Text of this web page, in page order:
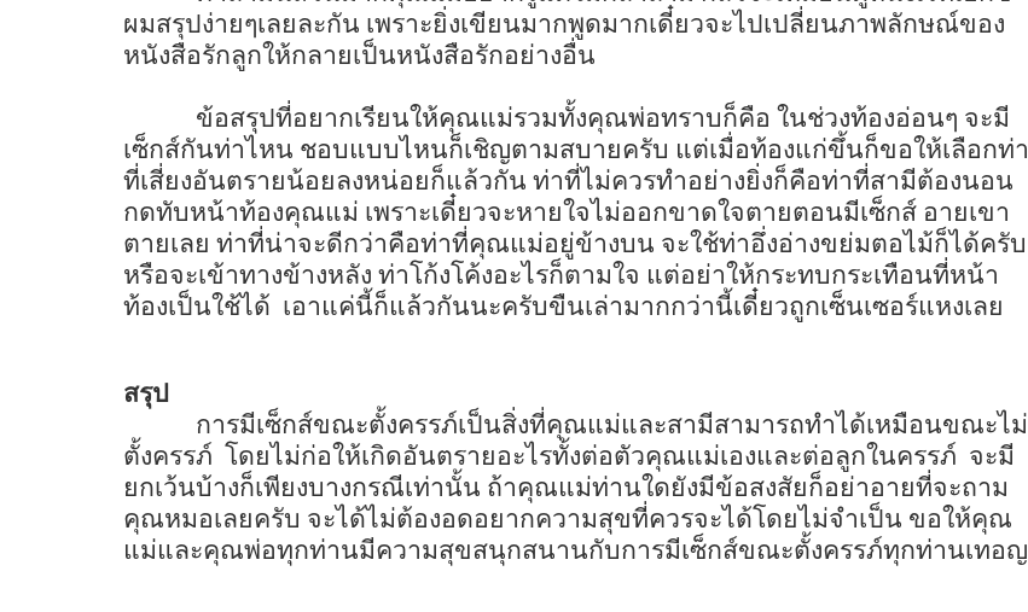
ผมสรุปง่ายๆเลยละกัน เพราะยิ่งเขียนมากพูดมากเดี๋ยวจะไปเปลี่ยนภาพลักษณ์ของ
หนังสือรักลูกให้กลายเป็นหนังสือรักอย่างอื่น
ข้อสรุปที่อยากเรียนให้คุณแม่รวมทั้งคุณพ่อทราบก็คือ ในช่วงท้องอ่อนๆ จะมี
เซ็กส์กันท่าไหน ชอบแบบไหนก็เชิญตามสบายครับ แต่เมื่อท้องแก่ขึ้นก็ขอให้เลือกท่า
ที่เสี่ยงอันตรายน้อยลงหน่อยก็แล้วกัน ท่าที่ไม่ควรทำอย่างยิ่งก็คือท่าที่สามีต้องนอน
กดทับหน้าท้องคุณแม่ เพราะเดี๋ยวจะหายใจไม่ออกขาดใจตายตอนมีเซ็กส์ อายเขา
ตายเลย ท่าที่น่าจะดีกว่าคือท่าที่คุณแม่อยู่ข้างบน จะใช้ท่าอึ่งอ่างขย่มตอไม้ก็ได้ครับ
หรือจะเข้าทางข้างหลัง ท่าโก้งโค้งอะไรก็ตามใจ แต่อย่าให้กระทบกระเทือนที่หน้า
ท้องเป็นใช้ได้ เอาแค่นี้ก็แล้วกันนะครับขืนเล่ามากกว่านี้เดี๋ยวถูกเซ็นเซอร์แหงเลย
สรุป
การมีเซ็กส์ขณะตั้งครรภ์เป็นสิ่งที่คุณแม่และสามีสามารถทำได้เหมือนขณะไม่
ตั้งครรภ์ โดยไม่ก่อให้เกิดอันตรายอะไรทั้งต่อตัวคุณแม่เองและต่อลูกในครรภ์ จะมี
ยกเว้นบ้างก็เพียงบางกรณีเท่านั้น ถ้าคุณแม่ท่านใดยังมีข้อสงสัยก็อย่าอายที่จะถาม
คุณหมอเลยครับ จะได้ไม่ต้องอดอยากความสุขที่ควรจะได้โดยไม่จำเป็น ขอให้คุณ
แม่และคุณพ่อทุกท่านมีความสุขสนุกสนานกับการมีเซ็กส์ขณะตั้งครรภ์ทุกท่านเทอญ